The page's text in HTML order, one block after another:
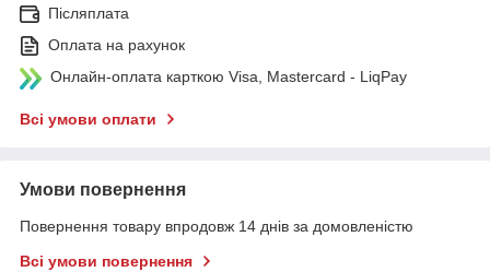
Післяплата
Оплата на рахунок
Онлайн-оплата карткою Visa, Mastercard - LiqPay
Всі умови оплати
Умови повернення
Повернення товару впродовж 14 днів за домовленістю
Всі умови повернення